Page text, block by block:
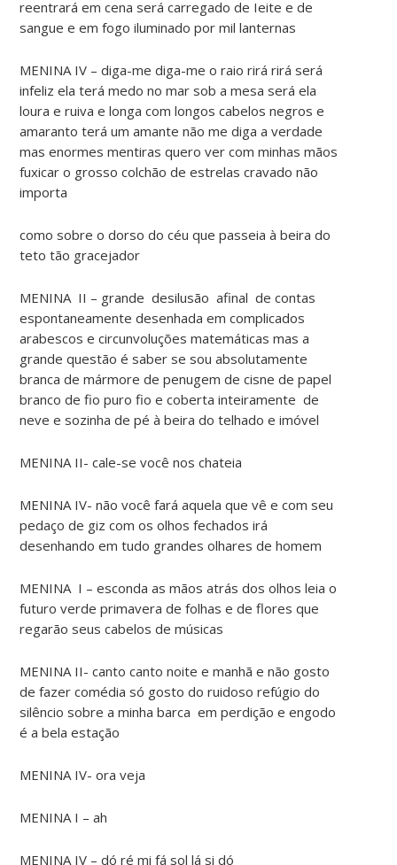
reentrará em cena será carregado de Ieite e de
sangue e em fogo iluminado por mil lanternas
MENINA IV – diga-me diga-me o raio rirá rirá será
infeliz ela terá medo no mar sob a mesa será ela
loura e ruiva e longa com longos cabelos negros e
amaranto terá um amante não me diga a verdade
mas enormes mentiras quero ver com minhas mãos
fuxicar o grosso colchão de estrelas cravado não
importa
como sobre o dorso do céu que passeia à beira do
teto tão gracejador
MENINA II – grande desilusão afinal de contas
espontaneamente desenhada em complicados
arabescos e circunvoluções matemáticas mas a
grande questão é saber se sou absolutamente
branca de mármore de penugem de cisne de papel
branco de fio puro fio e coberta inteiramente de
neve e sozinha de pé à beira do telhado e imóvel
MENINA II- cale-se você nos chateia
MENINA IV- não você fará aquela que vê e com seu
pedaço de giz com os olhos fechados irá
desenhando em tudo grandes olhares de homem
MENINA I – esconda as mãos atrás dos olhos leia o
futuro verde primavera de folhas e de flores que
regarão seus cabelos de músicas
MENINA II- canto canto noite e manhã e não gosto
de fazer comédia só gosto do ruidoso refúgio do
silêncio sobre a minha barca em perdição e engodo
é a bela estação
MENINA IV- ora veja
MENINA I – ah
MENINA IV – dó ré mi fá sol lá si dó